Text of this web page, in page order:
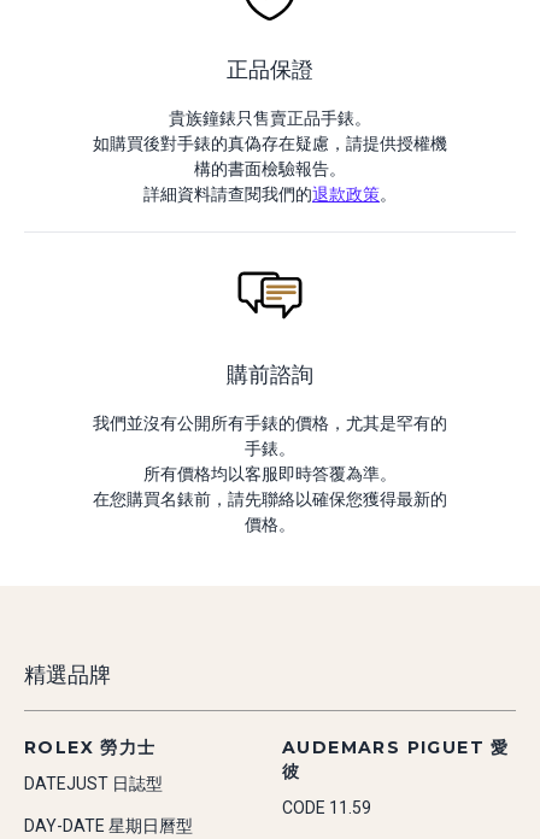
正品保證
貴族鐘錶只售賣正品手錶。
如購買後對手錶的真偽存在疑慮，請提供授權機
構的書面檢驗報告。
詳細資料請查閱我們的退款政策。
購前諮詢
我們並沒有公開所有手錶的價格，尤其是罕有的
手錶。
所有價格均以客服即時答覆為準。
在您購買名錶前，請先聯絡以確保您獲得最新的
價格。
精選品牌
ROLEX 勞力士
DATEJUST 日誌型
DAY-DATE 星期日曆型
AUDEMARS PIGUET 愛
彼
CODE 11.59